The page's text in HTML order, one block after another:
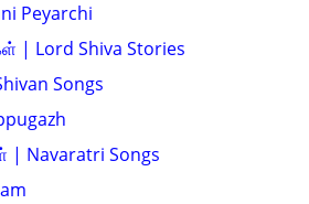
Peyarchi
| Lord Shiva Stories
Songs
| Navaratri Songs